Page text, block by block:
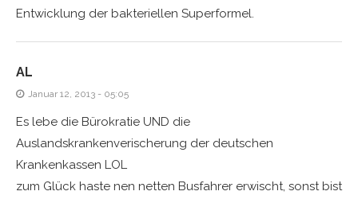
Entwicklung der bakteriellen Superformel.
AL
Januar 12, 2013 - 05:05
Es lebe die Bürokratie UND die
Auslandskrankenverischerung der deutschen
Krankenkassen LOL
zum Glück haste nen netten Busfahrer erwischt, sonst bist